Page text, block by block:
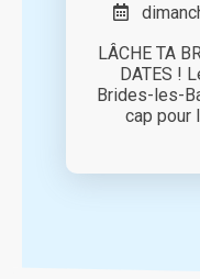
LÂCHE TA
DATES !
Brides-les-
cap pour